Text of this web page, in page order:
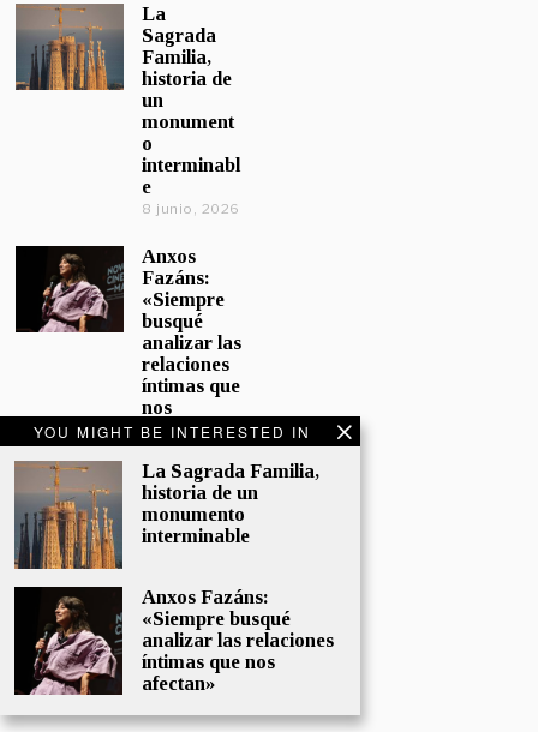
YOU MIGHT BE INTERESTED IN
La Sagrada Familia,
historia de un
monumento
interminable
Anxos Fazáns:
«Siempre busqué
analizar las relaciones
íntimas que nos
afectan»
La
Sagrada
Familia,
historia de
un
monument
o
interminabl
e
8 junio, 2026
Anxos
Fazáns:
«Siempre
busqué
analizar las
relaciones
íntimas que
nos
afectan»
5 junio, 2026
El hijo de la
cómica, el
homenaje
Sacristán a
Fernán
Gómez
28 mayo,
2026